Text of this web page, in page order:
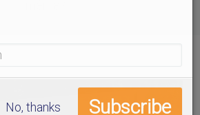
No, thanks